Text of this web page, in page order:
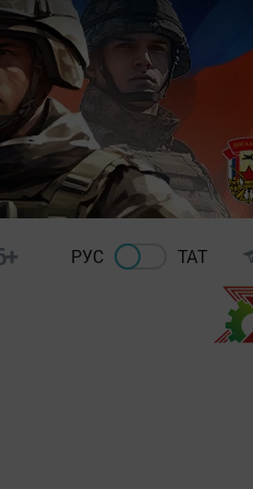
РУС ТАТ